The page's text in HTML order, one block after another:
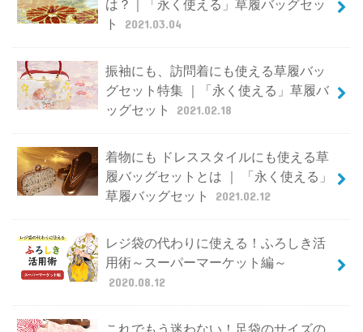
は？｜「永く使える」草履バッグセッ
ト
2021.03.04
振袖にも、訪問着にも使える草履バッ
グセット特集 ｜「永く使える」草履バ
ッグセット
2021.02.18
着物にも ドレススタイルにも使える草
履バッグセットとは ｜ 「永く使える」
草履バッグセット
2021.02.12
レジ袋の代わりに使える！ふろしき活
用術～スーパーマーケット編～
2020.08.12
これでもう迷わない！足袋のサイズの